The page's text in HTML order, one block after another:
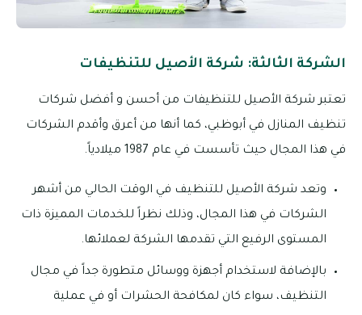
الشركة الثالثة: شركة الأصيل للتنظيفات
تعتبر شركة الأصيل للتنظيفات من أحسن و أفضل شركات
تنظيف المنازل في أبوظبي، كما أنها من أعرق وأقدم الشركات
في هذا المجال حيث تأسست في عام 1987 ميلادياً.
وتعد شركة الأصيل للتنظيف في الوقت الحالي من أشهر
الشركات في هذا المجال، وذلك نظراً للخدمات المميزة ذات
المستوى الرفيع التي تقدمها الشركة لعملائها.
بالإضافة لاستخدام أجهزة ووسائل متطورة جداً في مجال
التنظيف، سواء كان لمكافحة الحشرات أو في عملية